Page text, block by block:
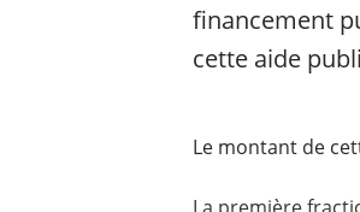
financement
cette aide
Le montant de